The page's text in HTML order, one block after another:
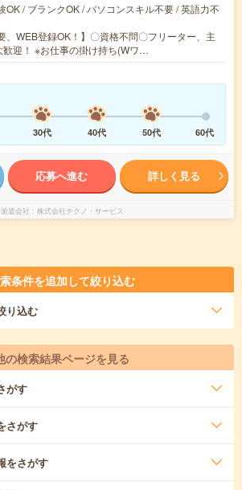
OK / ブランクOK / パソコンスキル不要 / 英語力不
、WEB登録OK！】〇資格不問〇フリーター、主
迎！ ※お仕事の掛け持ち(Wワ…
30代 40代 50代 60代
応募へ進む 詳しく見る
派遣会社 株式会社テクノ・サービス
条件を追加して絞り込む
り込む
の検索結果ページを見る
がす
さがす
をさがす